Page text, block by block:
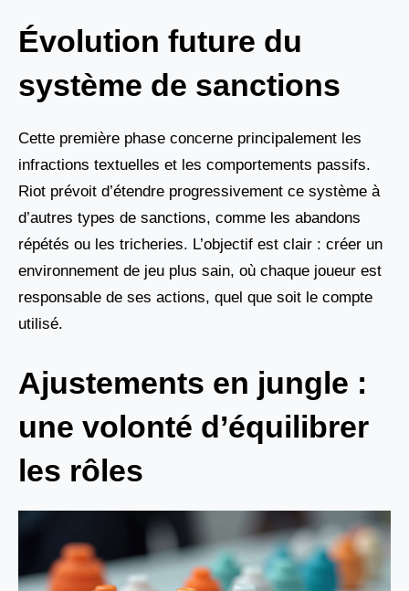
Évolution future du
système de sanctions
Cette première phase concerne principalement les
infractions textuelles et les comportements passifs.
Riot prévoit d’étendre progressivement ce système à
d’autres types de sanctions, comme les abandons
répétés ou les tricheries. L’objectif est clair : créer un
environnement de jeu plus sain, où chaque joueur est
responsable de ses actions, quel que soit le compte
utilisé.
Ajustements en jungle :
une volonté d’équilibrer
les rôles